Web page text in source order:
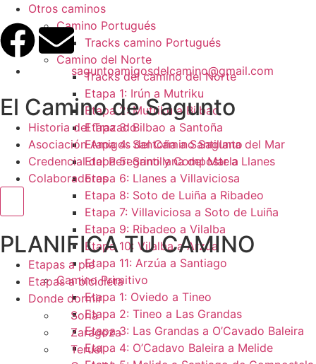
Otros caminos
Camino Portugués
Tracks camino Portugués
Camino del Norte
Tracks del camino del Norte
Etapa 1: Irún a Mutriku
Etapa 2: Mutriku a Bilbao
Etapa 3: Bilbao a Santoña
Etapa 4: Santoña a Santillana del Mar
Etapa 5: Santillana del Mar a Llanes
Etapa 6: Llanes a Villaviciosa
Etapa 8: Soto de Luiña a Ribadeo
Etapa 7: Villaviciosa a Soto de Luiña
Etapa 9: Ribadeo a Vilalba
Etapa 10: Vilalba a Arzúa
Etapa 11: Arzúa a Santiago
Camino Primitivo
Etapa 1: Oviedo a Tineo
Etapa 2: Tineo a Las Grandas
Etapa 3: Las Grandas a O’Cavado Baleira
Etapa 4: O’Cadavo Baleira a Melide
saguntoamigosdelcamino@gmail.com
El Camino de Sagunto
Historia del Trazado
Asociación Amigos del Camino Sagunto
Credencial del Peregrino y Compostela
Colaboradores
Menú conmutador hamburguesa
PLANIFICA TU CAMINO
Etapas a pie
Etapas a bicicleta
Donde dormir
Soria
Zaragoza
Teruel